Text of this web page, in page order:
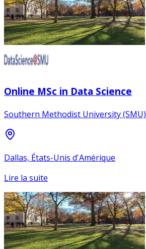
Online MSc in Data Science
Southern Methodist University (SMU)
Dallas, États-Unis d'Amérique
Lire la suite